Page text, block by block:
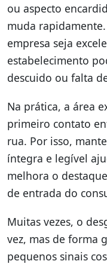
ou aspecto
muda
empresa seja
estabelecimento
descuido ou falta
Na prática, a área
primeiro contato
rua. Por isso,
íntegra e legível
melhora o
de entrada do
Muitas vezes, o
vez, mas de forma
pequenos sinais